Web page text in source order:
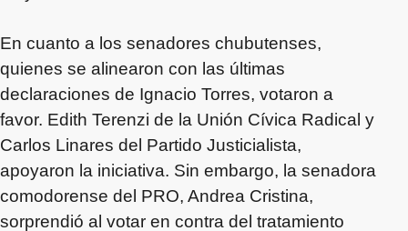
En cuanto a los senadores chubutenses,
quienes se alinearon con las últimas
declaraciones de Ignacio Torres, votaron a
favor. Edith Terenzi de la Unión Cívica Radical y
Carlos Linares del Partido Justicialista,
apoyaron la iniciativa. Sin embargo, la senadora
comodorense del PRO, Andrea Cristina,
sorprendió al votar en contra del tratamiento